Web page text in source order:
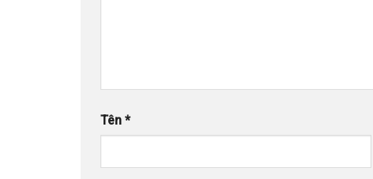
Tên *